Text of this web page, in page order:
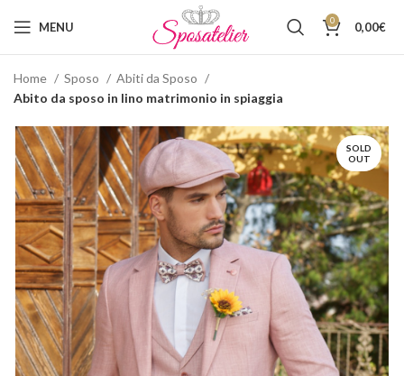
MENU 0 0,00€
Home Sposo
Abiti da Sposo
Abito da sposo in lino matrimonio in spiaggia
SOLD
OUT